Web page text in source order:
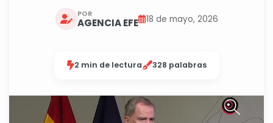
POR
AGENCIA EFE 18 de mayo, 2026
2 min de lectura 328 palabras